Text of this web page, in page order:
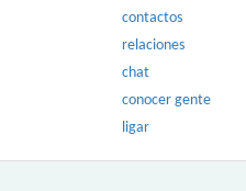
contactos
relaciones
chat
conocer gente
ligar